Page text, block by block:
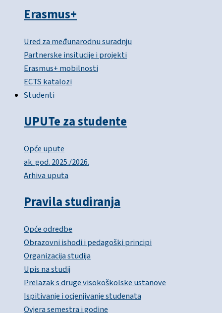
Erasmus+
Ured za međunarodnu suradnju
Partnerske insitucije i projekti
Erasmus+ mobilnosti
ECTS katalozi
Studenti
UPUTe za studente
Opće upute
ak. god. 2025./2026.
Arhiva uputa
Pravila studiranja
Opće odredbe
Obrazovni ishodi i pedagoški principi
Organizacija studija
Upis na studij
Prelazak s druge visokoškolske ustanove
Ispitivanje i ocjenjivanje studenata
Ovjera semestra i godine